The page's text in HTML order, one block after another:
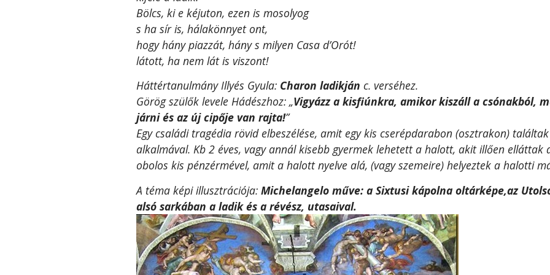
Bölcs, ki e kéjuton, ezen is mosolyog
s ha sír is, hálakönnyet ont,
hogy hány piazzát, hány s milyen Casa d’Orót!
látott, ha nem lát is viszont!
Háttértanulmány Illyés Gyula: Charon ladikján c. verséhez.
Görög szülők levele Hádészhoz: „Vigyázz a kisfiúnkra, amikor kiszáll a csónakból,
járni és az új cipője van rajta!”
Egy családi tragédia rövid elbeszélése, amit egy kis cserépdarabon (osztrakon)
alkalmával. Kb 2 éves, vagy annál kisebb gyermek lehetett a halott, akit illően elláttak
obolos kis pénzérmével, amit a halott nyelve alá, (vagy szemeire) helyeztek a halotti
A téma képi illusztrációja: Michelangelo műve: a Sixtusi kápolna oltárképe,az
alsó sarkában a ladik és a révész, utasaival.